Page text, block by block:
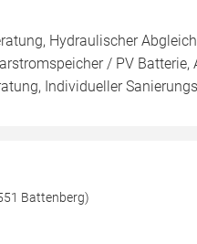
Hydraulischer
/ PV
Individueller
Battenberg)